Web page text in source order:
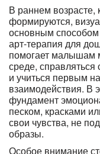
В раннем возрасте,
формируются,
основным
арт-терапия для
помогает малышам
среде, справляться
и учиться первым
взаимодействия. В
фундамент
песком, красками
свои чувства, не
образы.
Особое внимание